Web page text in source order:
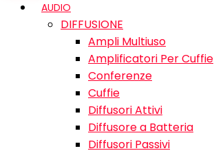
AUDIO
DIFFUSIONE
Ampli Multiuso
Amplificatori Per Cuffie
Conferenze
Cuffie
Diffusori Attivi
Diffusore a Batteria
Diffusori Passivi